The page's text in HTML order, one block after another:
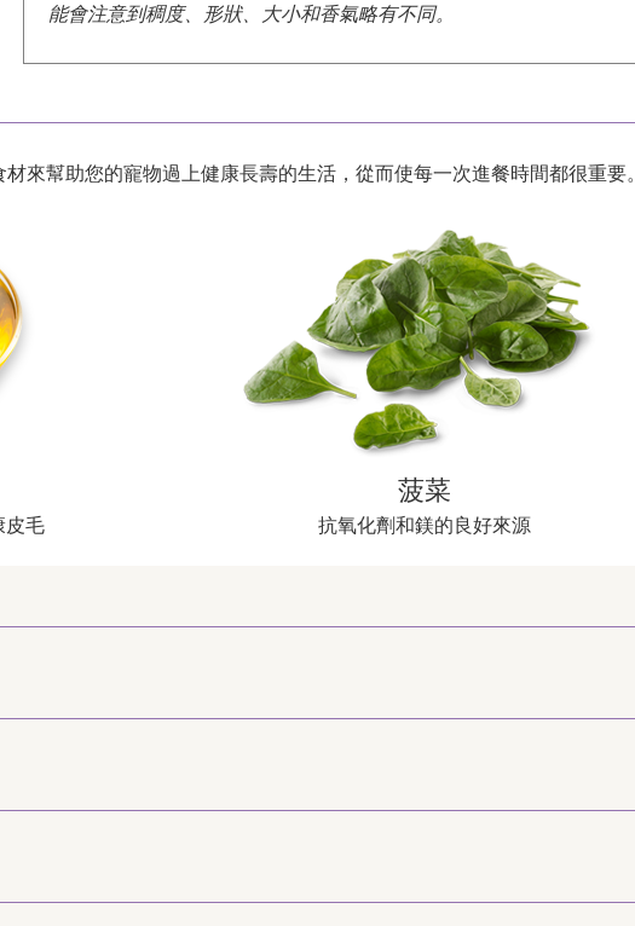
能會注意到稠度、形狀、大小和香氣略有不同。
來幫助您的寵物過上健康長壽的生活，從而使每一次進餐時間都很重要。
皮毛
菠菜
抗氧化劑和鎂的良好來源